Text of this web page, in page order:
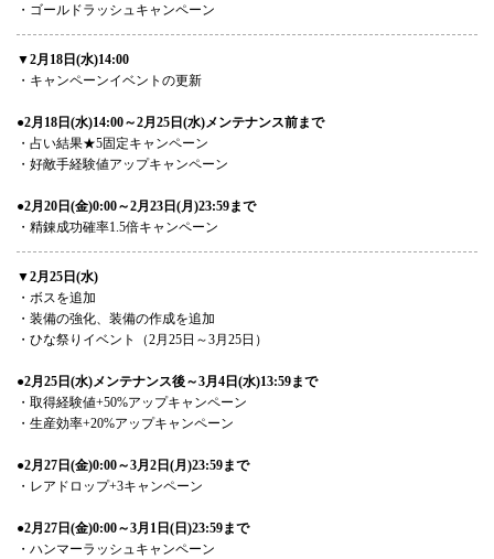
・ゴールドラッシュキャンペーン
▼2月18日(水)14:00
・キャンペーンイベントの更新
●2月18日(水)14:00～2月25日(水)メンテナンス前まで
・占い結果★5固定キャンペーン
・好敵手経験値アップキャンペーン
●2月20日(金)0:00～2月23日(月)23:59まで
・精錬成功確率1.5倍キャンペーン
▼2月25日(水)
・ボスを追加
・装備の強化、装備の作成を追加
・ひな祭りイベント（2月25日～3月25日）
●2月25日(水)メンテナンス後～3月4日(水)13:59まで
・取得経験値+50%アップキャンペーン
・生産効率+20%アップキャンペーン
●2月27日(金)0:00～3月2日(月)23:59まで
・レアドロップ+3キャンペーン
●2月27日(金)0:00～3月1日(日)23:59まで
・ハンマーラッシュキャンペーン